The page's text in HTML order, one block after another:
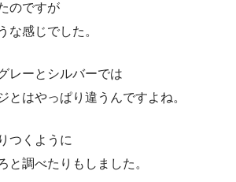
のですが
な感じでした。
レーとシルバーでは
とはやっぱり違うんですよね。
つくように
と調べたりもしました。